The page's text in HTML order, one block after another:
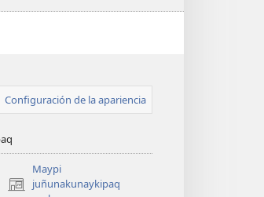
Configuración de la apariencia
Maypi
juñunakunaykipaq
(abre